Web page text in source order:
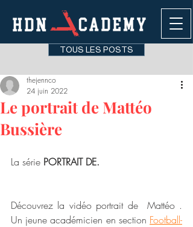
TOUS LES POSTS
Le portrait de Mattéo
Bussière
thejennco
24 juin 2022
La série PORTRAIT DE.
Découvrez la vidéo portrait de  Mattéo .
Un jeune académicien en section Football-